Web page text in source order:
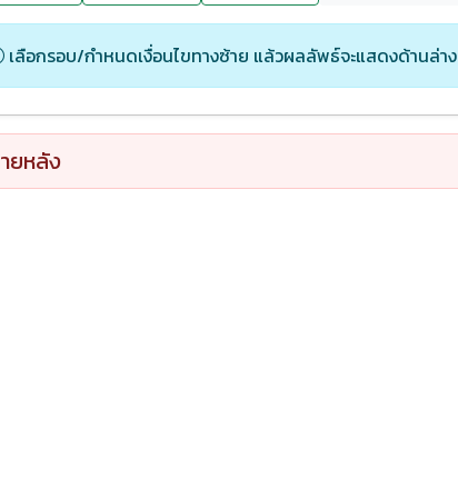
เลือกรอบ/กำหนดเงื่อนไขทางซ้าย แล้วผลลัพธ์จะแสดงด้านล่าง
ยหลัง